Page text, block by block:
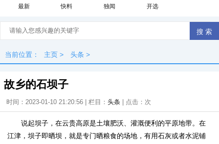
最新 快料 独闻 开选
当前位置： 主页 > 头条 >
故乡的石坝子
时间：2023-01-10 21:20:56 | 栏目： 头条 | 点击： 次
说起坝子，在云贵高原是土壤肥沃、灌溉便利的平原地带。在
江津，坝子即晒坝，就是专门晒粮食的场地，有用石灰或者水泥铺